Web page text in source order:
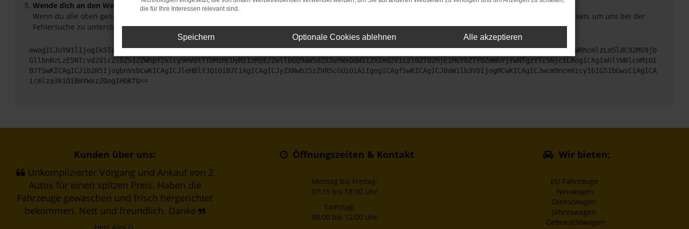
Wende dich an den Webseitenbetreiber.
Wenn du alle oben genannten Schritte versucht hast, kontaktiere uns bitte. Wir werden versuchen, das Problem zu beheben. Du kannst uns diesen Text schicken, um uns bei der
Fehlersuche zu unterstützen:
ewogICJuYW1lIjogIk5ldHdvcmtFcnJvciIsCiAgImNvbmZpZyI6IHsKICAgICJtZXRob2QiOiAiR0VUIiwKICAgICJ1cmwiOiAiaHR0cHM6Ly9hcGkueC5ha3MtcHJvZC5hdWRhcmlzLm5ldC92MS9jb
GllbnRzLzE5NTcvd2Vic2l0ZS12ZWhpY2xlcy9HV0tTTDMzMCUyMzIzMzE/ZmllbGQ9aW50ZXJuYWxOdW1iZXImd2Vic2l0ZT02MjE1MGY0ZTY0ZmNhYjYwNTgzYTc5NjciLAogICAgImhlYWRlcnMiOi
B7fSwKICAgICJib2R5IjogbnVsbCwKICAgICJleHBlY3QiOiB7CiAgICAgICJyZXNwb25zZVR5cGUiOiAiIgogICAgfSwKICAgICJ0aW1lb3V0IjogMCwKICAgICJwcm9ncmVzcyI6IG51bGwsCiAgICA
icmlza3kiOiBmYWxzZQogIH0KfQ==
Kunden über uns:
Unkomplizierter Vorgang und Ankauf von 2
Autos für einen spitzen Preis. Haben die
Fahrzeuge gewaschen und frisch hergerichtet
bekommen. Nett und freundlich. Danke
Öffnungszeiten & Kontakt
Montag bis Freitag:
07:15 bis 18:00 Uhr
Samstag:
09:00 bis 12:00 Uhr
Wir bieten:
EU-Fahrzeuge
Neuwagen
Dienstwagen
Jahreswagen
Gebrauchtwagen
die für Ihre Interessen relevant sind.
Speichern Optionale Cookies ablehnen Alle akzeptieren